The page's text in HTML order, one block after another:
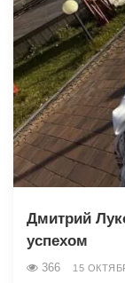
Дмитрий
успехом
366 15